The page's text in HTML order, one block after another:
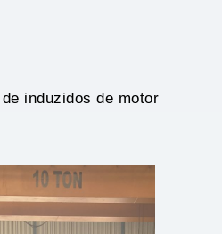
induzidos de motor